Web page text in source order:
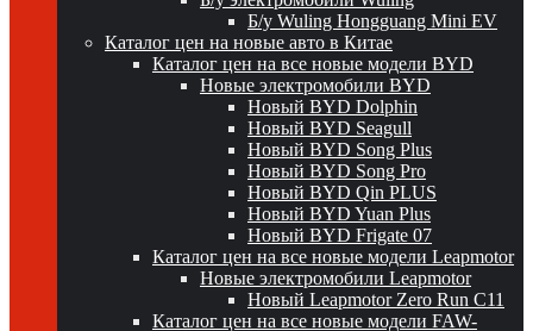
Б/у Wuling Hongguang Mini EV
Каталог цен на новые авто в Китае
Каталог цен на все новые модели BYD
Новые электромобили BYD
Новый BYD Dolphin
Новый BYD Seagull
Новый BYD Song Plus
Новый BYD Song Pro
Новый BYD Qin PLUS
Новый BYD Yuan Plus
Новый BYD Frigate 07
Каталог цен на все новые модели Leapmotor
Новые электромобили Leapmotor
Новый Leapmotor Zero Run C11
Каталог цен на все новые модели FAW-